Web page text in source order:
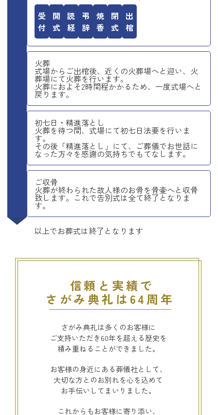
受付 開式 読経 弔辞 焼香 閉式 出棺
火葬
式場からご出棺後、近くの火葬場へと迎い、火
葬場にて火葬を行います。
火葬におよそ2時間程かかるため、一度式場へと
戻ります。
初七日・精進落とし
火葬を待つ間、式場にて初七日法要を行いま
す。
その後「精進落とし」にて、ご葬儀でお世話に
なった方々を感謝の気持ちでもてなします。
ご収骨
火葬が終わられた故人様のお骨を骨壷へと収骨
致します。これで告別式は全て終了となりま
す。
以上でお葬式は終了となります
信頼と実績で
さがみ典礼は64周年
さがみ典礼は多くのお客様に
ご支持いただき60年を超える歴史を
積み重ねることができました。
お客様の身近にある葬儀社として、
大切な方とのお別れを心を込めて
お手伝いしてまいりました。
これからもお客様に寄り添い、